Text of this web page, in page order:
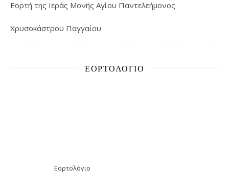
Εορτή της Ιεράς Μονής Αγίου Παντελεήμονος
Χρυσοκάστρου Παγγαίου
ΕΟΡΤΟΛΌΓΙΟ
Εορτολόγιο